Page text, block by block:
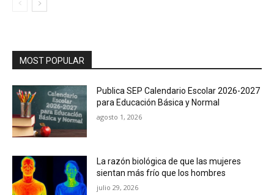
MOST POPULAR
Publica SEP Calendario Escolar 2026-2027
para Educación Básica y Normal
agosto 1, 2026
La razón biológica de que las mujeres
sientan más frío que los hombres
julio 29, 2026